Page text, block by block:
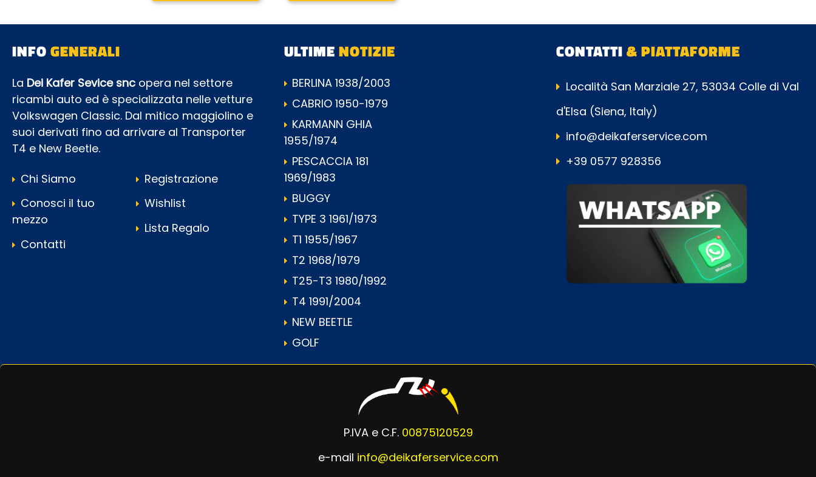
INFOGENERALI
La Dei Kafer Sevice snc opera nel settore
ricambi auto ed è specializzata nelle vetture
Volkswagen Classic. Dal mitico maggiolino e
suoi derivati fino ad arrivare al Transporter
T4 e New Beetle.
Chi Siamo
Conosci il tuo
mezzo
Contatti
Registrazione
Wishlist
Lista Regalo
ULTIMENOTIZIE
BERLINA 1938/2003
CABRIO 1950-1979
KARMANN GHIA
1955/1974
PESCACCIA 181
1969/1983
BUGGY
TYPE 3 1961/1973
T1 1955/1967
T2 1968/1979
T25-T3 1980/1992
T4 1991/2004
NEW BEETLE
GOLF
CONTATTI& PIATTAFORME
Località San Marziale 27, 53034 Colle di Val
d'Elsa (Siena, Italy)
info@deikaferservice.com
+39 0577 928356
P.IVA e C.F. 00875120529
e-mail info@deikaferservice.com